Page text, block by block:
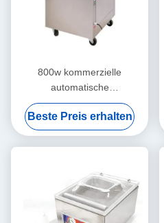
800w kommerzielle
automatische
Vakuumverpackungsmaschine
für Brot und Fleisch
Beste Preis erhalten